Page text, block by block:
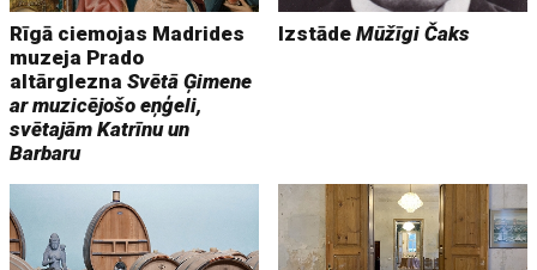
Rīgā ciemojas Madrides
muzeja Prado
altārgleznaSvētā Ģimene
ar muzicējošo eņģeli,
svētajām Katrīnu un
Barbaru
IzstādeMūžīgi Čaks